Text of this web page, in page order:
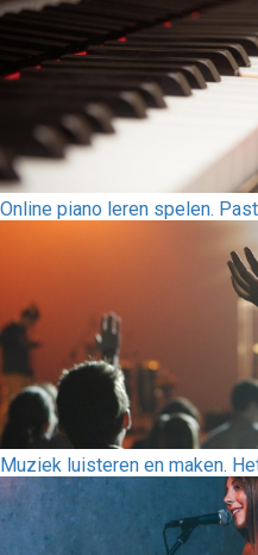
Online piano leren spelen.
Muziek luisteren en maken.